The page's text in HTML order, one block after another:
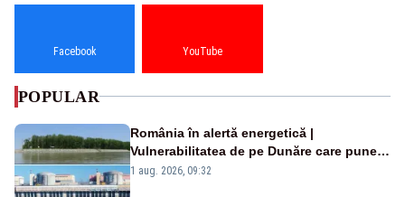
Facebook YouTube
POPULAR
România în alertă energetică |
Vulnerabilitatea de pe Dunăre care pune
în pericol Centrala Cernavodă era
1 aug. 2026, 09:32